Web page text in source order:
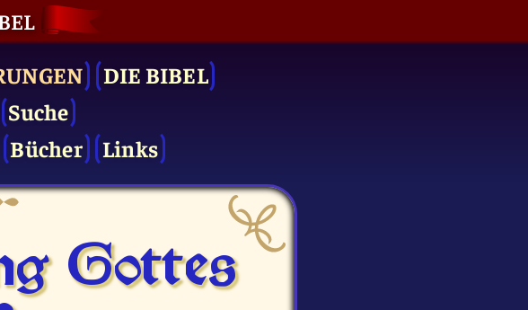
DIE BIBEL
Suche
Bücher Links
Gottes